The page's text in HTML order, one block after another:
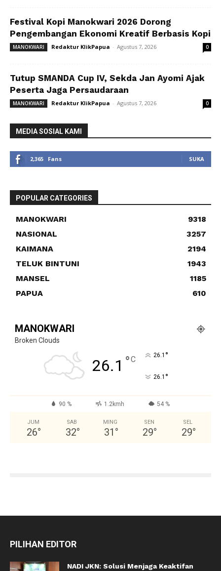
Festival Kopi Manokwari 2026 Dorong
Pengembangan Ekonomi Kreatif Berbasis Kopi
MANOKWARI Redaktur KlikPapua - Agustus 7, 2026 0
Tutup SMANDA Cup IV, Sekda Jan Ayomi Ajak
Peserta Jaga Persaudaraan
MANOKWARI Redaktur KlikPapua - Agustus 7, 2026 0
MEDIA SOSIAL KAMI
2,365 Fans SUKA
POPULAR CATEGORIES
MANOKWARI
9318
NASIONAL
3257
KAIMANA
2194
TELUK BINTUNI
1943
MANSEL
1185
PAPUA
610
MANOKWARI
Broken Clouds
26.1 °C 26.1 °
26.1 °
90 % 1.2kmh 54 %
JUM
26°
SAB
32°
MING
31 °
SEN
29°
SEL
29°
PILIHAN EDITOR
NADI JKN: Solusi Menjaga Keaktifan